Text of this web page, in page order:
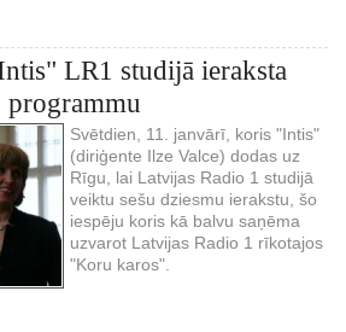
LR1 studijā ieraksta
Svētdien, 11. janvārī, koris "Intis"
(diriģente Ilze Valce) dodas uz
Rīgu, lai Latvijas Radio 1 studijā
veiktu sešu dziesmu ierakstu, šo
iespēju koris kā balvu saņēma
uzvarot Latvijas Radio 1 rīkotajos
"Koru karos".